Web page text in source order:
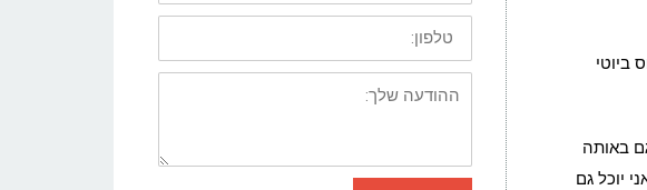
ביוטי
באותה
יוכל גם
טלפון:
ההודעה
שלך: